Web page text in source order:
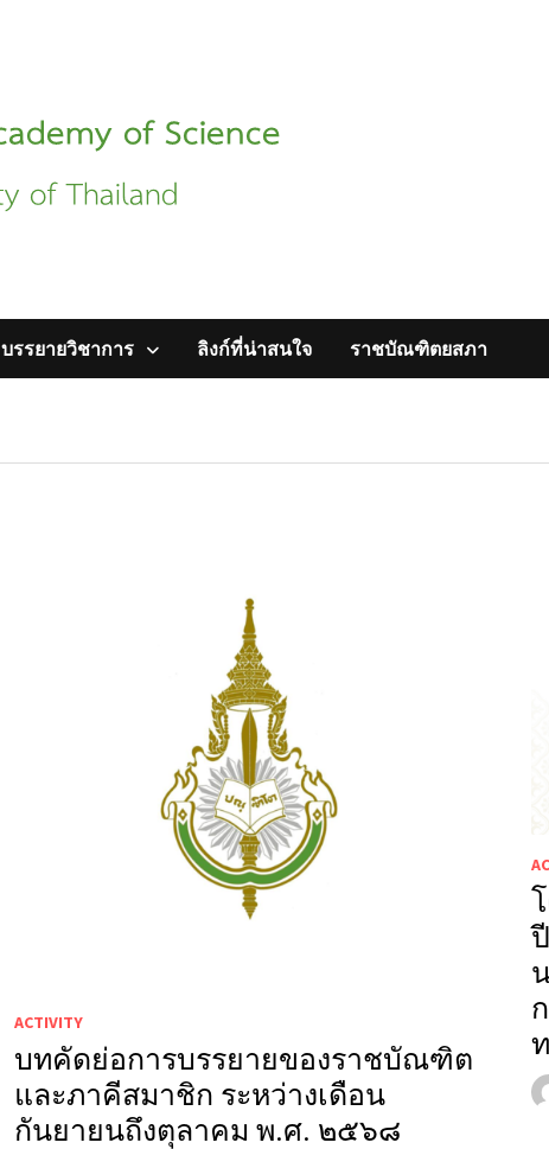
บรรยายวิชาการ ลิงก์ที่น่าสนใจ ราชบัณฑิตยสภา
ACTIVITY
บทคัดย่อการบรรยายของราชบัณฑิต
และภาคีสมาชิก ระหว่างเดือน
กันยายนถึงตุลาคม พ.ศ. ๒๕๖๘